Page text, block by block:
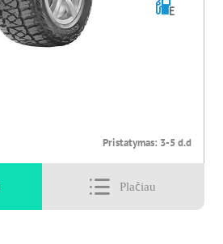
E
Pristatymas: 3-5 d.d